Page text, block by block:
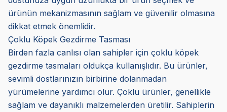
ürünün mekanizmasının sağlam ve güvenilir olmasına
dikkat etmek önemlidir.
Çoklu Köpek Gezdirme Tasması
Birden fazla canlısı olan sahipler için çoklu köpek
gezdirme tasmaları oldukça kullanışlıdır. Bu ürünler,
sevimli dostlarınızın birbirine dolanmadan
yürümelerine yardımcı olur. Çoklu ürünler, genellikle
sağlam ve dayanıklı malzemelerden üretilir. Sahiplerin